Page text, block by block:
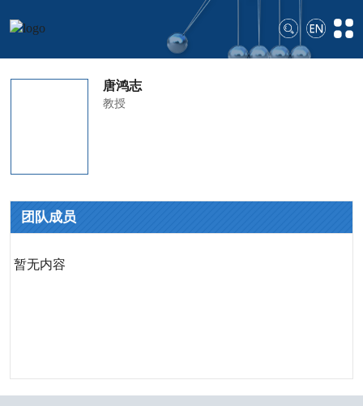
唐鸿志
教授
团队成员
暂无内容